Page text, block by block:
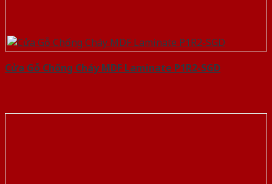
Cửa Gỗ Chống Cháy MDF Laminate P1R2-SGD